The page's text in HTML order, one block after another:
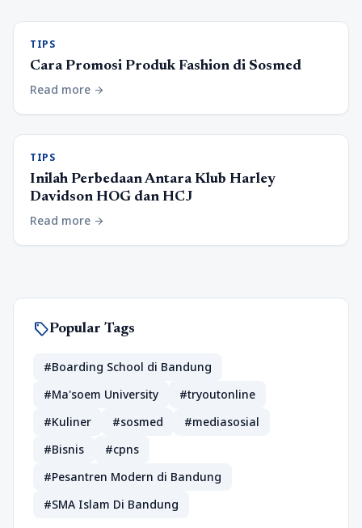
TIPS
Cara Promosi Produk Fashion di Sosmed
Read more arrow_forward
TIPS
Inilah Perbedaan Antara Klub Harley
Davidson HOG dan HCJ
Read more arrow_forward
sellPopular Tags
#Boarding School di Bandung
#Ma'soem University
#tryoutonline
#Kuliner
#sosmed
#mediasosial
#Bisnis
#cpns
#Pesantren Modern di Bandung
#SMA Islam Di Bandung